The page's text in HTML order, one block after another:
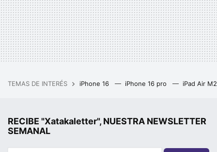
TEMAS DE INTERÉS iPhone 16 iPhone 16 pro iPad Air
RECIBE "Xatakaletter", NUESTRA NEWSLETTER
SEMANAL